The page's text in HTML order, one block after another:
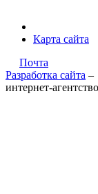
Карта сайта
Почта
Разработка сайта –
интернет-